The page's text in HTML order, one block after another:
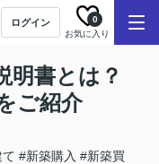
ログイン
お気に入り
0
明書とは？
ご紹介
#新築購入 #新築買